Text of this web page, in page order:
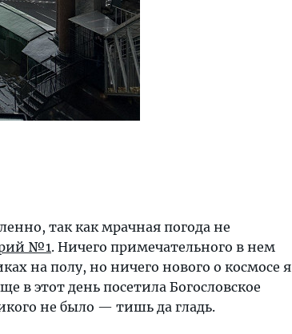
так как мрачная погода не
№1. Ничего примечательного в нем
на полу, но ничего нового о космосе я
в этот день посетила Богословское
не было — тишь да гладь.